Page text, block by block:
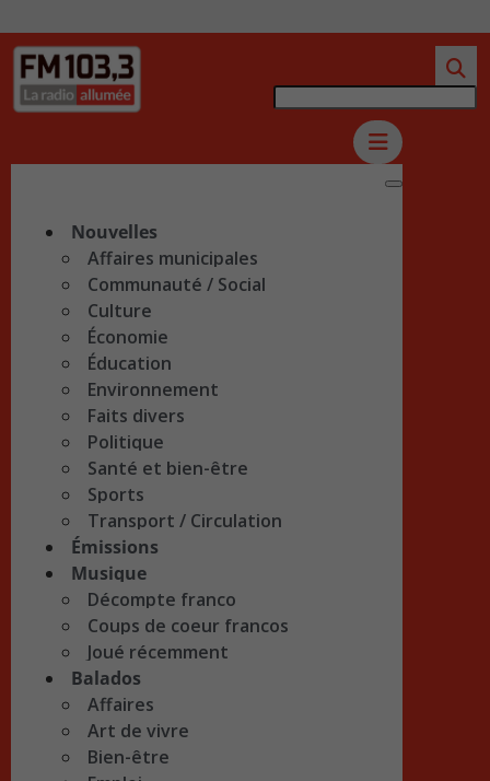
Nouvelles
Affaires municipales
Communauté / Social
Culture
Économie
Éducation
Environnement
Faits divers
Politique
Santé et bien-être
Sports
Transport / Circulation
Émissions
Musique
Décompte franco
Coups de coeur francos
Joué récemment
Balados
Affaires
Art de vivre
Bien-être